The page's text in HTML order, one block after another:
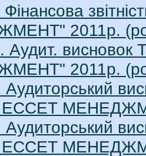
Фінансова
2011р.
Аудит.
2011р.
Аудиторський
Аудиторський